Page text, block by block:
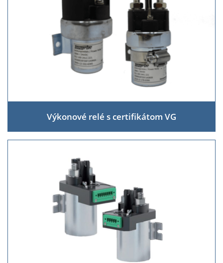
Výkonové relé s certifikátom VG